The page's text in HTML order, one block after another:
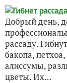
Добрый день,
рассаду.
бакопа,
алиссумы,
цветы. Их...